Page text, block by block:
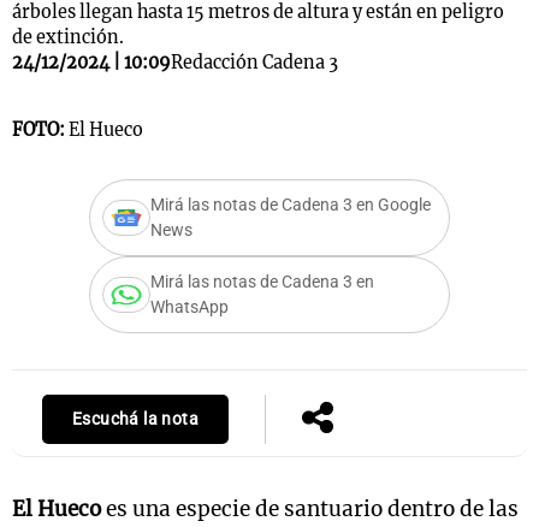
árboles llegan hasta 15 metros de altura y están en peligro
de extinción.
24/12/2024 | 10:09Redacción Cadena 3
FOTO: El Hueco
Mirá las notas de Cadena 3 en Google
News
Mirá las notas de Cadena 3 en
WhatsApp
Escuchá la nota
El Huecoes una especie de santuario dentro de las
Notas